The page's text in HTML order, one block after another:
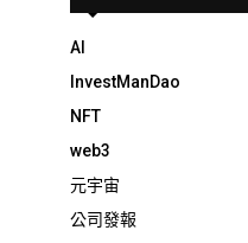
AI
InvestManDao
NFT
web3
元宇宙
公司發報